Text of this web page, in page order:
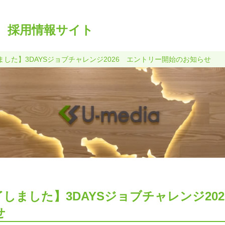
採用情報サイト
した】3DAYSジョブチャレンジ2026 エントリー開始のお知らせ
しました】3DAYSジョブチャレンジ